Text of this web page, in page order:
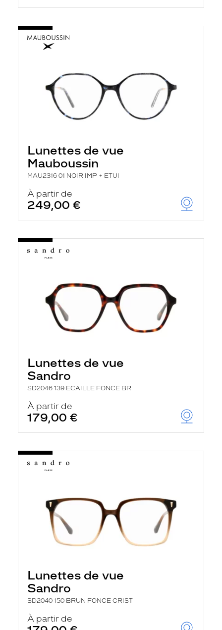
Lunettes de vue
Mauboussin
MAU2316 01 NOIR IMP + ETUI
À partir de
249,00 €
Lunettes de vue
Sandro
SD2046 139 ECAILLE FONCE BR
À partir de
179,00 €
Lunettes de vue
Sandro
SD2040 150 BRUN FONCE CRIST
À partir de